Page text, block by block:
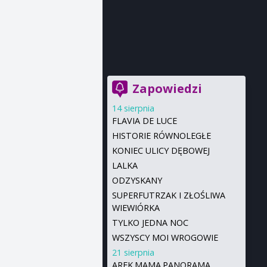
Zapowiedzi
14 sierpnia
FLAVIA DE LUCE
HISTORIE RÓWNOLEGŁE
KONIEC ULICY DĘBOWEJ
LALKA
ODZYSKANY
SUPERFUTRZAK I ZŁOŚLIWA
WIEWIÓRKA
TYLKO JEDNA NOC
WSZYSCY MOI WROGOWIE
21 sierpnia